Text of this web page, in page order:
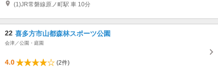
(1)JR常磐線原ノ町駅 車 10分
22 喜多方市山都森林スポーツ公園
会津／公園・庭園
4.0
(2件)